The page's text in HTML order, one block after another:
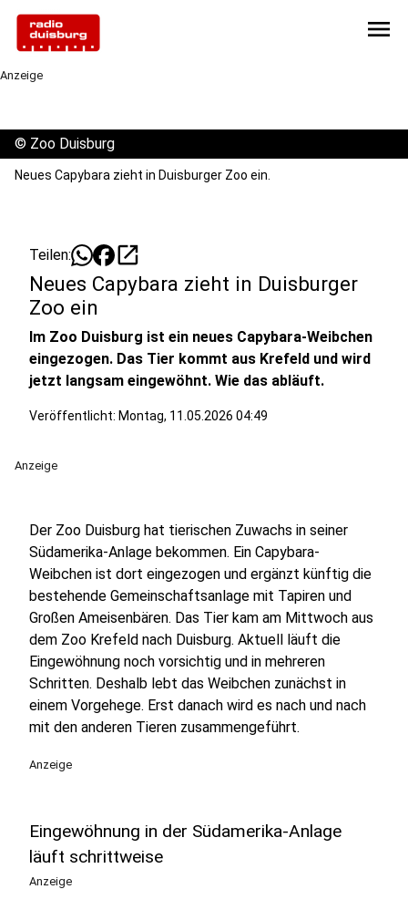
menu
Anzeige
© Zoo Duisburg
Neues Capybara zieht in Duisburger Zoo ein.
Teilen: open_in_new
Neues Capybara zieht in Duisburger
Zoo ein
Im Zoo Duisburg ist ein neues Capybara-Weibchen
eingezogen. Das Tier kommt aus Krefeld und wird
jetzt langsam eingewöhnt. Wie das abläuft.
Veröffentlicht: Montag, 11.05.2026 04:49
Anzeige
Der Zoo Duisburg hat tierischen Zuwachs in seiner
Südamerika-Anlage bekommen. Ein Capybara-
Weibchen ist dort eingezogen und ergänzt künftig die
bestehende Gemeinschaftsanlage mit Tapiren und
Großen Ameisenbären. Das Tier kam am Mittwoch aus
dem Zoo Krefeld nach Duisburg. Aktuell läuft die
Eingewöhnung noch vorsichtig und in mehreren
Schritten. Deshalb lebt das Weibchen zunächst in
einem Vorgehege. Erst danach wird es nach und nach
mit den anderen Tieren zusammengeführt.
Anzeige
Eingewöhnung in der Südamerika-Anlage
läuft schrittweise
Anzeige